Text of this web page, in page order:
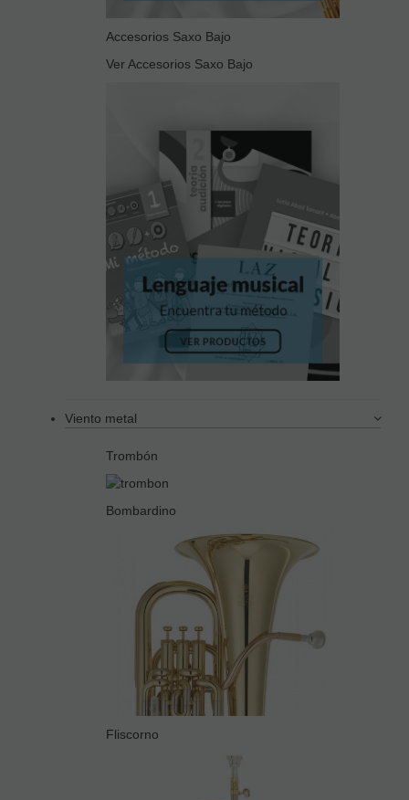
Accesorios Saxo Bajo
Ver Accesorios Saxo Bajo
Viento metal
Trombón
Bombardino
Fliscorno